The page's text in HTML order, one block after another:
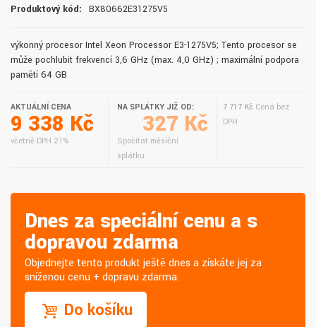
Produktový kód:
BX80662E31275V5
výkonný procesor Intel Xeon Processor E3-1275V5; Tento procesor se
může pochlubit frekvencí 3,6 GHz (max. 4,0 GHz) ; maximální podpora
pamětí 64 GB
AKTUÁLNÍ CENA
9 338 Kč
včetně DPH 21%
NA SPLÁTKY JIŽ OD:
327 Kč
Spočítat měsíční
splátku
7 717 Kč Cena bez
DPH
Dnes za speciální cenu a s
dopravou zdarma
Objednejte tento produkt ještě dnes a získáte jej za
sníženou cenu + dopravu zdarma.
Do košíku